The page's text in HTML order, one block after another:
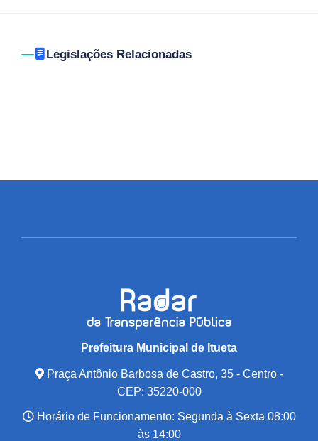
Legislações Relacionadas
Prefeitura Municipal de Itueta
Praça Antônio Barbosa de Castro, 35 - Centro -
CEP: 35220-000
Horário de Funcionamento: Segunda à Sexta 08:00
às 14:00